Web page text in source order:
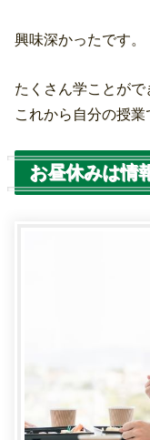
興味深かったです。
たくさん学ことがで
これから自分の授業
お昼休みは情